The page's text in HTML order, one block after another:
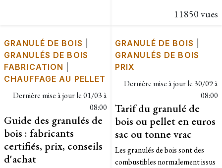
11850 vues
GRANULÉ DE BOIS
GRANULÉS DE BOIS
FABRICATION
CHAUFFAGE AU PELLET
Dernière mise à jour le01/03 à
08:00
Guide des granulés de
bois : fabricants
certifiés, prix, conseils
d'achat
GRANULÉ DE BOIS
GRANULÉS DE BOIS
PRIX
Dernière mise à jour le 30/09 à
08:00
Tarif du granulé de
bois ou pellet en euros
sac ou tonne vrac
Les granulés de bois sont des
combustibles normalement issus